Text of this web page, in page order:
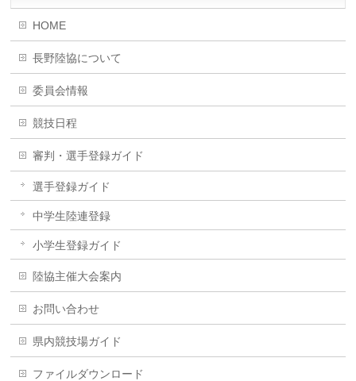
HOME
長野陸協について
委員会情報
競技日程
審判・選手登録ガイド
選手登録ガイド
中学生陸連登録
小学生登録ガイド
陸協主催大会案内
お問い合わせ
県内競技場ガイド
ファイルダウンロード